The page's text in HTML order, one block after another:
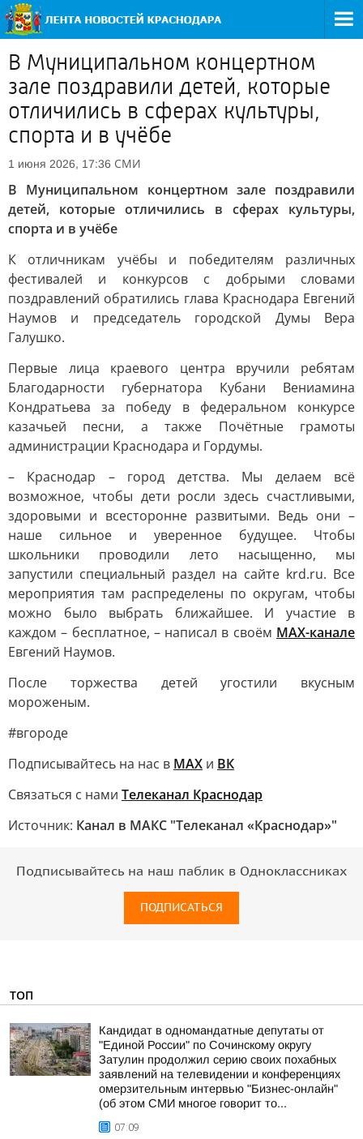
В Муниципальном концертном
зале поздравили детей, которые
отличились в сферах культуры,
спорта и в учёбе
1 июня 2026, 17:36 СМИ
В Муниципальном концертном зале поздравили
детей, которые отличились в сферах культуры,
спорта и в учёбе
К отличникам учёбы и победителям различных
фестивалей и конкурсов с добрыми словами
поздравлений обратились глава Краснодара Евгений
Наумов и председатель городской Думы Вера
Галушко.
Первые лица краевого центра вручили ребятам
Благодарности губернатора Кубани Вениамина
Кондратьева за победу в федеральном конкурсе
казачьей песни, а также Почётные грамоты
администрации Краснодара и Гордумы.
– Краснодар – город детства. Мы делаем всё
возможное, чтобы дети росли здесь счастливыми,
здоровыми и всесторонне развитыми. Ведь они –
наше сильное и уверенное будущее. Чтобы
школьники проводили лето насыщенно, мы
запустили специальный раздел на сайте krd.ru. Все
мероприятия там распределены по округам, чтобы
можно было выбрать ближайшее. И участие в
каждом – бесплатное, – написал в своём МАХ-канале
Евгений Наумов.
После торжества детей угостили вкусным
мороженым.
#вгороде
Подписывайтесь на нас в MAX и ВК
Связаться с нами Телеканал Краснодар
Источник: Канал в МАКС "Телеканал «Краснодар»"
Подписывайтесь на наш паблик в Одноклассниках
ПОДПИСАТЬСЯ
ТОП
Кандидат в одномандатные депутаты от
"Единой России" по Сочинскому округу
Затулин продолжил серию своих похабных
заявлений на телевидении и конференциях
омерзительным интервью "Бизнес-онлайн"
(об этом СМИ многое говорит то...
07:09